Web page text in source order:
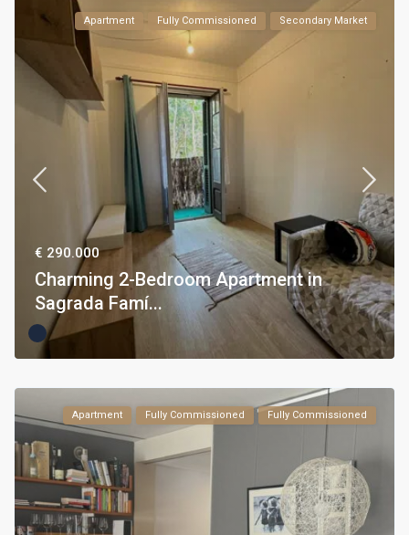
Apartment Fully Commissioned Secondary Market
€ 290.000
Charming 2-Bedroom Apartment in
Sagrada Famí...
Apartment Fully Commissioned Fully Commissioned